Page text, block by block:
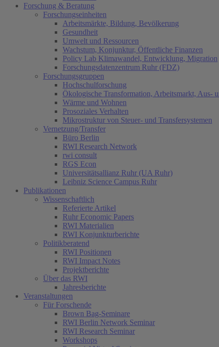
Forschung & Beratung
Forschungseinheiten
Arbeitsmärkte, Bildung, Bevölkerung
Gesundheit
Umwelt und Ressourcen
Wachstum, Konjunktur, Öffentliche Finanzen
Policy Lab Klimawandel, Entwicklung, Migration
Forschungsdatenzentrum Ruhr (FDZ)
Forschungsgruppen
Hochschulforschung
Ökologische Transformation, Arbeitsmarkt, Aus-
Wärme und Wohnen
Prosoziales Verhalten
Mikrostruktur von Steuer- und Transfersystemen
Vernetzung/Transfer
Büro Berlin
RWI Research Network
rwi consult
RGS Econ
Universitätsallianz Ruhr (UA Ruhr)
Leibniz Science Campus Ruhr
Publikationen
Wissenschaftlich
Referierte Artikel
Ruhr Economic Papers
RWI Materialien
RWI Konjunkturberichte
Politikberatend
RWI Positionen
RWI Impact Notes
Projektberichte
Über das RWI
Jahresberichte
Veranstaltungen
Für Forschende
Brown Bag-Seminare
RWI Berlin Network Seminar
RWI Research Seminar
Workshops